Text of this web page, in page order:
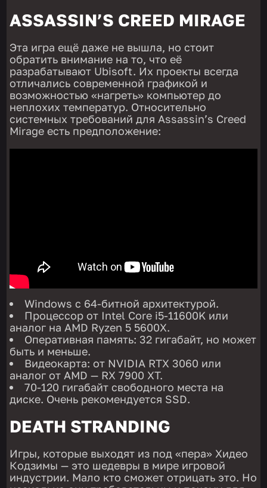
ASSASSIN’S CREED MIRAGE
Эта игра ещё даже не вышла, но стоит
обратить внимание на то, что её
разрабатывают Ubisoft. Их проекты всегда
отличались современной графикой и
возможностью «нагреть» компьютер до
неплохих температур. Относительно
системных требований для Assassin’s Creed
Mirage есть предположение:
Windows с 64-битной архитектурой.
Процессор от Intel Core i5-11600K или
аналог на AMD Ryzen 5 5600X.
Оперативная память: 32 гигабайт, но может
быть и меньше.
Видеокарта: от NVIDIA RTX 3060 или
аналог от AMD — RX 7900 XT.
70-120 гигабайт свободного места на
диске. Очень рекомендуется SSD.
DEATH STRANDING
Игры, которые выходят из под «пера» Хидео
Кодзимы — это шедевры в мире игровой
индустрии. Мало кто сможет отрицать это. Но